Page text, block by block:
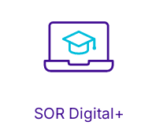
SOR Digital+